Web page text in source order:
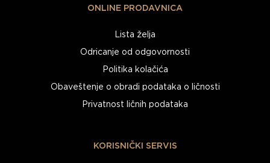
ONLINE PRODAVNICA
Lista želja
Odricanje od odgovornosti
Politika kolačića
Obaveštenje o obradi podataka o ličnosti
Privatnost ličnih podataka
KORISNIČKI SERVIS